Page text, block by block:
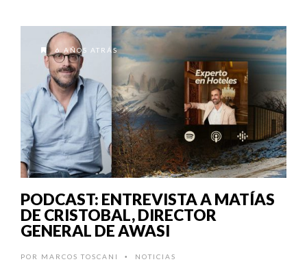
6 AÑOS ATRÁS
PODCAST: ENTREVISTA A MATÍAS
DE CRISTOBAL, DIRECTOR
GENERAL DE AWASI
POR MARCOS TOSCANI • NOTICIAS